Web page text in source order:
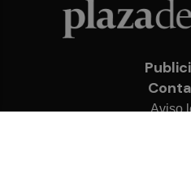
Aviso